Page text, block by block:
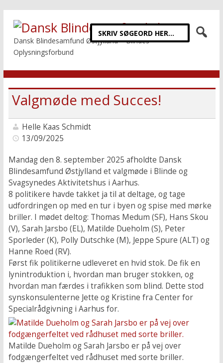
Dansk Blindesamfund Østjylland – Blindes
Oplysningsforbund
Valgmøde med Succes!
Helle Kaas Schmidt
13/09/2025
Mandag den 8. september 2025 afholdte Dansk
Blindesamfund Østjylland et valgmøde i Blinde og
Svagsynedes Aktivitetshus i Aarhus.
8 politikere havde takket ja til at deltage, og tage
udfordringen op med en tur i byen og spise med mørke
briller. I mødet deltog: Thomas Medum (SF), Hans Skou
(V), Sarah Jarsbo (EL), Matilde Dueholm (S), Peter
Sporleder (K), Polly Dutschke (M), Jeppe Spure (ALT) og
Hanne Roed (RV).
Først fik politikerne udleveret en hvid stok. De fik en
lynintroduktion i, hvordan man bruger stokken, og
hvordan man færdes i trafikken som blind. Dette stod
synskonsulenterne Jette og Kristine fra Center for
Specialrådgivning i Aarhus for.
Matilde Dueholm og Sarah Jarsbo er på vej over
fodgængerfeltet ved rådhuset med sorte briller.